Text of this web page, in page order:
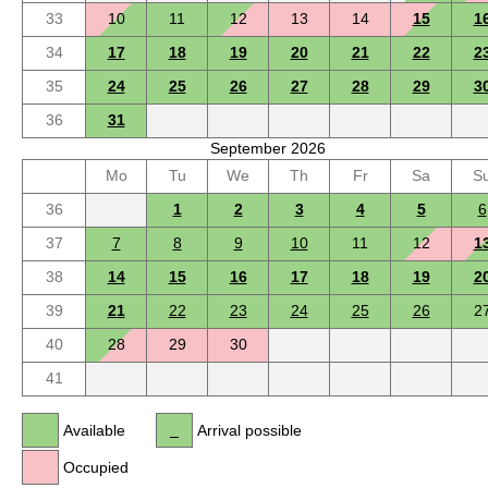
33
10 11 12 13 14 15
34
17 18 19 20 21 22
35
24 25 26 27 28 29
36
31
September 2026
Mo
Tu We Th Fr Sa
36
1 2 3 4 5
6
37
7 8 9 10 11 12
38
14 15 16 17 18 19
39
21 22 23 24 25 26
40
28 29
30
41
Available
Occupied
Arrival possible